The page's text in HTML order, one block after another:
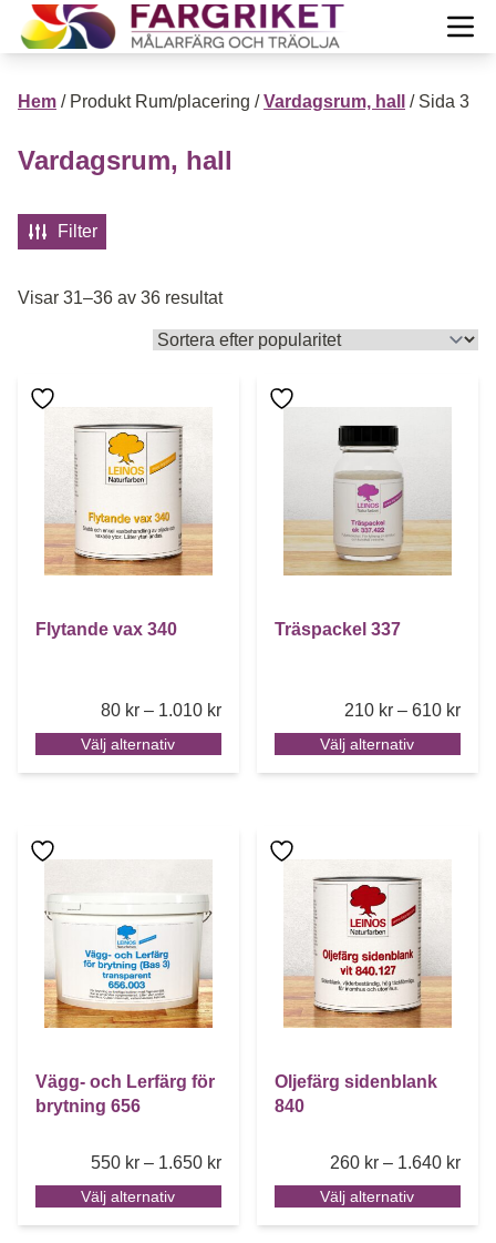
Hoppa till innehåll
Till Färgrikets startsida
Inspiration
Mera info
Mitt kontoVisa Varukorg
Hem / Produkt Rum/placering /Vardagsrum, hall / Sida 3
Vardagsrum, hall
Filter
Visar 31–36 av 36 resultatSortera efter popularitet
Flytande vax 340
80 kr – 1.010 krPrice range: 80 kr through 1.010 kr
Välj alternativ
Den här produkten har flera varianter. De olika
Träspackel 337
210 kr – 610 kr
Välj alternativ
Den här produkten har
Vägg- och Lerfärg för
brytning 656
550 kr – 1.650 krPrice range: 550 kr through 1.650
Välj alternativ
Den här produkten har flera varianter. De olika
Oljefärg sidenblank
840
260 kr – 1.640 kr
Välj alternativ
Den här produkten har